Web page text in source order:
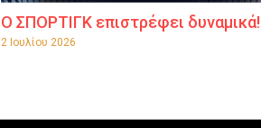
Ο ΣΠΟΡΤΙΓΚ επιστρέφει δυναμικά!
2 Ιουλίου 2026